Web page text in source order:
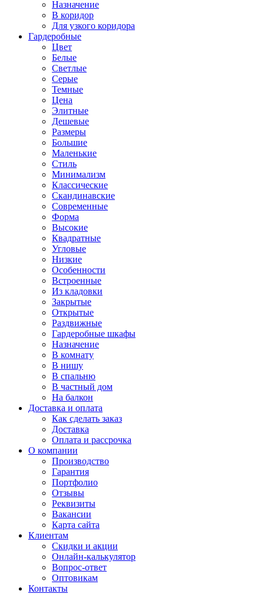
Назначение
В коридор
Для узкого коридора
Гардеробные
Цвет
Белые
Светлые
Серые
Темные
Цена
Элитные
Дешевые
Размеры
Большие
Маленькие
Стиль
Минимализм
Классические
Скандинавские
Современные
Форма
Высокие
Квадратные
Угловые
Низкие
Особенности
Встроенные
Из кладовки
Закрытые
Открытые
Раздвижные
Гардеробные шкафы
Назначение
В комнату
В нишу
В спальню
В частный дом
На балкон
Доставка и оплата
Как сделать заказ
Доставка
Оплата и рассрочка
О компании
Производство
Гарантия
Портфолио
Отзывы
Реквизиты
Вакансии
Карта сайта
Клиентам
Скидки и акции
Онлайн-калькулятор
Вопрос-ответ
Оптовикам
Контакты